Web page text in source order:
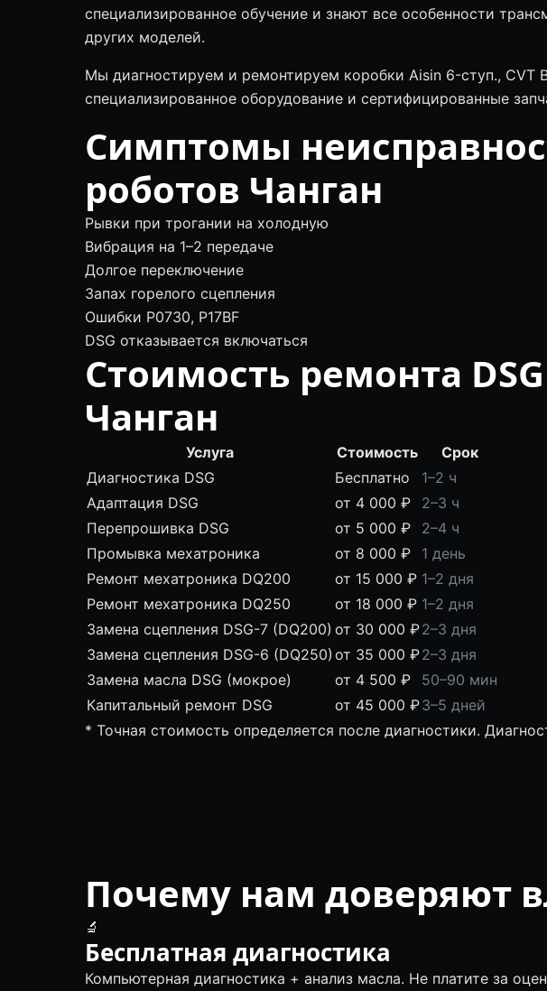
специализированное обучение и знают все особенности
других моделей.
Мы диагностируем и ремонтируем коробки Aisin 6-ступ., CVT
специализированное оборудование и сертифицированные
Симптомы
роботов Чанган
Рывки при трогании на холодную
Вибрация на 1–2 передаче
Долгое переключение
Запах горелого сцепления
Ошибки P0730, P17BF
DSG отказывается включаться
Стоимость ремонта
Чанган
Услуга Стоимость
Срок
Диагностика DSG
Бесплатно
1–2 ч
Адаптация DSG
от 4 000 ₽
2–3 ч
Перепрошивка DSG
от 5 000 ₽
2–4 ч
Промывка мехатроника
от 8 000 ₽
1 день
Ремонт мехатроника DQ200
от 15 000 ₽ 1–2 дня
Ремонт мехатроника DQ250
от 18 000 ₽ 1–2 дня
Замена сцепления DSG-7 (DQ200) от 30 000 ₽2–3 дня
Замена сцепления DSG-6 (DQ250) от 35 000 ₽2–3 дня
Замена масла DSG (мокрое)
от 4 500 ₽
50–90 мин
Капитальный ремонт DSG
от 45 000 ₽3–5 дней
* Точная стоимость определяется после диагностики.
Почему нам доверяют
🔬
Бесплатная диагностика
Компьютерная диагностика + анализ масла. Не платите за